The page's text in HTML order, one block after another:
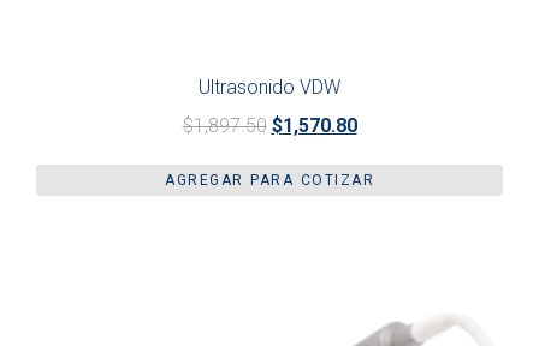
Ultrasonido VDW
$1,897.50 $1,570.80
AGREGAR PARA COTIZAR